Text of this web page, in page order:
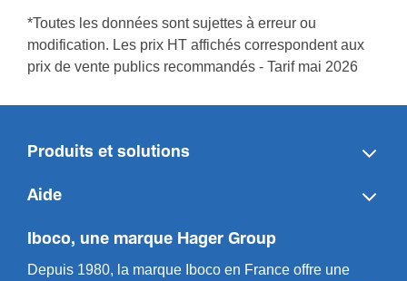
*Toutes les données sont sujettes à erreur ou
modification. Les prix HT affichés correspondent aux
prix de vente publics recommandés - Tarif mai 2026
Produits et solutions
Aide
Iboco, une marque Hager Group
Depuis 1980, la marque Iboco en France offre une